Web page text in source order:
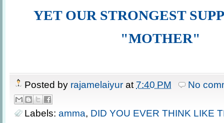
YET OUR STRONGEST
"MOTHER"
Posted by rajamelaiyur at 7:40 PM No
Labels: amma, DID YOU EVER THINK LIKE